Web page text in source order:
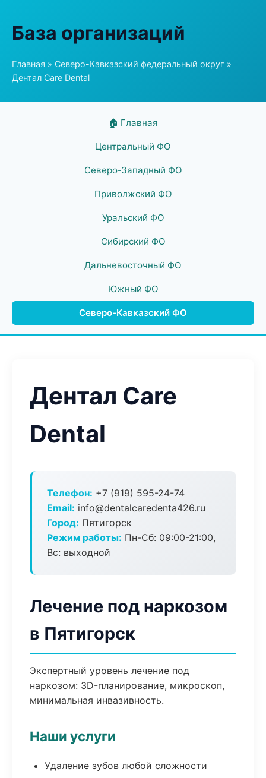
База организаций
Главная » Северо-Кавказский федеральный округ »
Дентал Care Dental
🏠 Главная
Центральный ФО
Северо-Западный ФО
Приволжский ФО
Уральский ФО
Сибирский ФО
Дальневосточный ФО
Южный ФО
Северо-Кавказский ФО
Дентал Care
Dental
Телефон: +7 (919) 595-24-74
Email: info@dentalcaredenta426.ru
Город: Пятигорск
Режим работы: Пн-Сб: 09:00-21:00,
Вс: выходной
Лечение под наркозом
в Пятигорск
Экспертный уровень лечение под
наркозом: 3D-планирование, микроскоп,
минимальная инвазивность.
Наши услуги
Удаление зубов любой сложности